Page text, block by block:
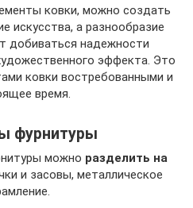
ковки, можно создать
искусства, а разнообразие
добиваться надежности
эффекта. Это
ковки востребованными и
время.
фурнитуры
можно разделить на
и засовы, металлическое